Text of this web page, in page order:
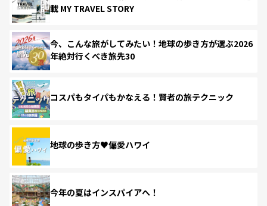
載 MY TRAVEL STORY
今、こんな旅がしてみたい！地球の歩き方が選ぶ2026
年絶対行くべき旅先30
コスパもタイパもかなえる！賢者の旅テクニック
地球の歩き方♥偏愛ハワイ
今年の夏はインスパイアへ！